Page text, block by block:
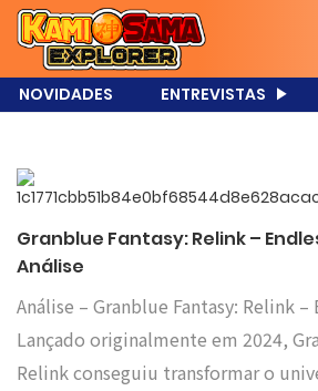
NOVIDADES ENTREVISTAS
Granblue Fantasy: Relink –
Análise
Análise – Granblue Fantasy: Relink –
Lançado originalmente em 2024,
Relink conseguiu transformar o